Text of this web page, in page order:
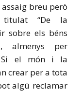
breu però
titulat “De la
sobre els béns
almenys per
Si el món i la
crear per a tota
algú reclamar